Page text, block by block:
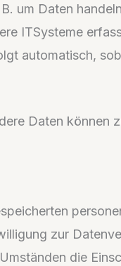
um Daten
ITSysteme
automatisch,
Daten können
zur
die